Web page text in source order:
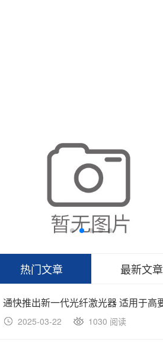
热门文章 最新文章
2025-03-22 1030 阅读